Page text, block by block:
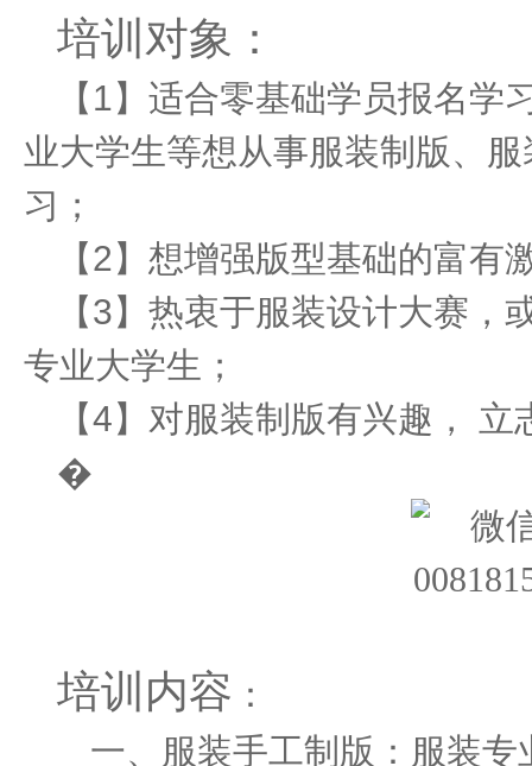
培训对象：
【1】适合零基础学员报名
业大学生等想从事服装制版、
习；
【2】想增强版型基础的富有
【3】热衷于服装设计大赛
专业大学生；
【4】对服装制版有兴趣，
�
培训内容 ：
一、服装手工制版：服装